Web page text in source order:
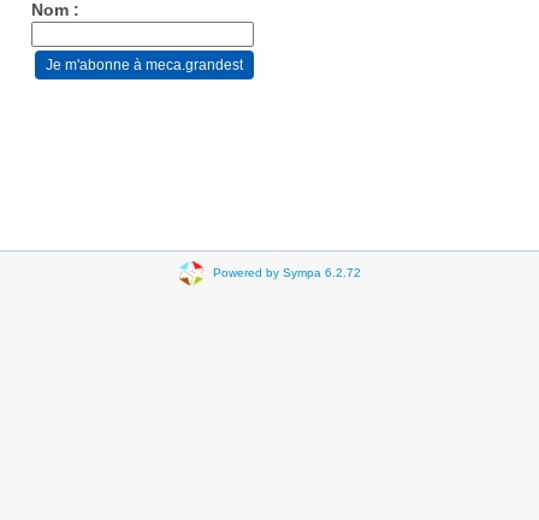
Nom :
Powered by Sympa 6.2.72